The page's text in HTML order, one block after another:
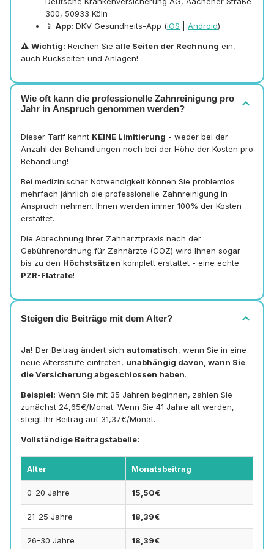
300, 50933 Köln
📱 App: DKV Gesundheits-App (iOS Android)
⚠️ Wichtig: Reichen Sie alle Seiten der Rechnung ein,
auch Rückseiten und Anlagen!
Wie oft kann die professionelle Zahnreinigung pro
Jahr in Anspruch genommen werden?
expand_more
Dieser Tarif kennt KEINE Limitierung - weder bei der
Anzahl der Behandlungen noch bei der Höhe der Kosten pro
Behandlung!
Bei medizinischer Notwendigkeit können Sie problemlos
mehrfach jährlich die professionelle Zahnreinigung in
Anspruch nehmen. Ihnen werden immer 100% der Kosten
erstattet.
Die Abrechnung Ihrer Zahnarztpraxis nach der
Gebührenordnung für Zahnärzte (GOZ) wird Ihnen sogar
bis zu den Höchstsätzen komplett erstattet - eine echte
PZR-Flatrate!
Steigen die Beiträge mit dem Alter? expand_more
Ja! Der Beitrag ändert sich automatisch, wenn Sie in eine
neue Altersstufe eintreten, unabhängig davon, wann Sie
die Versicherung abgeschlossen haben.
Beispiel: Wenn Sie mit 35 Jahren beginnen, zahlen Sie
zunächst 24,65€/Monat. Wenn Sie 41 Jahre alt werden,
steigt Ihr Beitrag auf 31,37€/Monat.
Vollständige Beitragstabelle:
Alter Monatsbeitrag
0-20 Jahre 15,50€
21-25 Jahre 18,39€
26-30 Jahre 18,39€